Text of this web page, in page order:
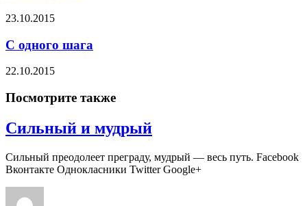
23.10.2015
С одного шага
22.10.2015
Посмотрите также
Сильный и мудрый
Сильный преодолеет преграду, мудрый — весь путь. Facebook
Вконтакте Однокласники Twitter Google+